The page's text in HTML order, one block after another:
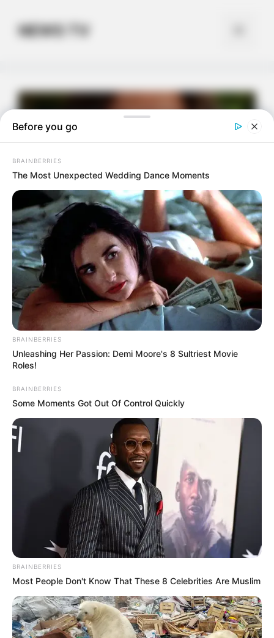
contentNEWS TV
Margot agressée
par Raphaël Atlan :
il dévoile son vrai
visage – Un si
grand soleil 25 mai
2026 (épisode
1929 – résumé
complet USGS)
Before you go
BRAINBERRIES
The Most Unexpected Wedding Dance Moments
BRAINBERRIES
Unleashing Her Passion: Demi Moore's 8 Sultriest Movie
Roles!
BRAINBERRIES
Some Moments Got Out Of Control Quickly
BRAINBERRIES
Most People Don't Know That These 8 Celebrities Are Muslim